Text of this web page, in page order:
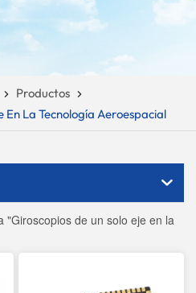
بالعربية
Productos
En La Tecnología Aeroespacial
de un solo eje en la